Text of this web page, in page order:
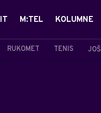
RUKOMET TENIS JOŠ
M:TEL KOLUMNE